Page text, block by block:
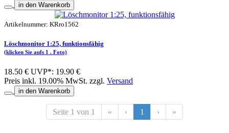
in den Warenkorb
Artikelnummer: KRro1562
Löschmonitor 1:25, funktionsfähig
(klicken Sie aufs 1 . Foto)
18.50 € UVP*: 19.90 €
Preis inkl. 19.00% MwSt. zzgl. Versand
in den Warenkorb
Seite 1 von 1 « ‹ 1 › »